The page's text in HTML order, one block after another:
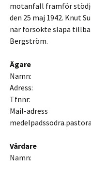
motanfall framför
den 25 maj 1942. Knut
när försökte släpa
Bergström.
Ägare
Namn:
Adress: Box
Tfnnr: 0605
Mail-adress
Vårdare
Namn: